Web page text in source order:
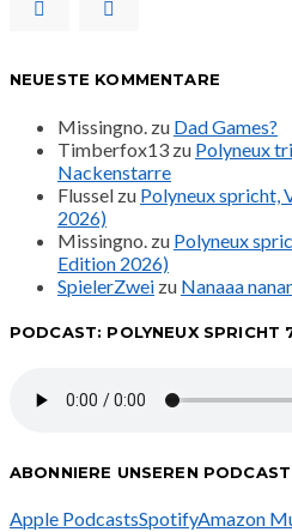
NEUESTE KOMMENTARE
Missingno. zu Dad Games?
Timberfox13 zu Polyneux
Nackenstarre
Flussel zu Polyneux spricht,
2026)
Missingno. zu Polyneux
Edition 2026)
SpielerZwei zu Nanaaa
PODCAST: POLYNEUX SPRICHT
ABONNIERE UNSEREN PODCAST
Apple PodcastsSpotifyAmazon